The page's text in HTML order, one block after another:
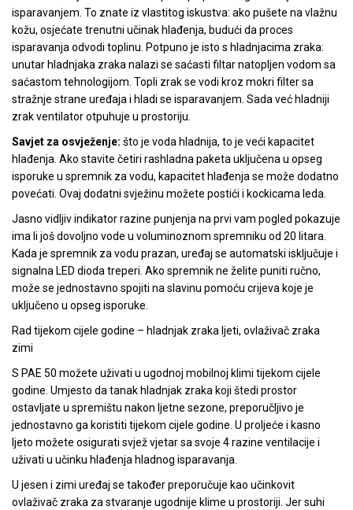
isparavanjem. To znate iz vlastitog iskustva: ako pušete na vlažnu
kožu, osjećate trenutni učinak hlađenja, budući da proces
isparavanja odvodi toplinu. Potpuno je isto s hladnjacima zraka:
unutar hladnjaka zraka nalazi se saćasti filtar natopljen vodom sa
saćastom tehnologijom. Topli zrak se vodi kroz mokri filter sa
stražnje strane uređaja i hladi se isparavanjem. Sada već hladniji
zrak ventilator otpuhuje u prostoriju.
Savjet za osvježenje: što je voda hladnija, to je veći kapacitet
hlađenja. Ako stavite četiri rashladna paketa uključena u opseg
isporuke u spremnik za vodu, kapacitet hlađenja se može dodatno
povećati. Ovaj dodatni svježinu možete postići i kockicama leda.
Jasno vidljiv indikator razine punjenja na prvi vam pogled pokazuje
ima li još dovoljno vode u voluminoznom spremniku od 20 litara.
Kada je spremnik za vodu prazan, uređaj se automatski isključuje i
signalna LED dioda treperi. Ako spremnik ne želite puniti ručno,
može se jednostavno spojiti na slavinu pomoću crijeva koje je
uključeno u opseg isporuke.
Rad tijekom cijele godine – hladnjak zraka ljeti, ovlaživač zraka
zimi
S PAE 50 možete uživati u ugodnoj mobilnoj klimi tijekom cijele
godine. Umjesto da tanak hladnjak zraka koji štedi prostor
ostavljate u spremištu nakon ljetne sezone, preporučljivo je
jednostavno ga koristiti tijekom cijele godine. U proljeće i kasno
ljeto možete osigurati svjež vjetar sa svoje 4 razine ventilacije i
uživati u učinku hlađenja hladnog isparavanja.
U jesen i zimi uređaj se također preporučuje kao učinkovit
ovlaživač zraka za stvaranje ugodnije klime u prostoriji. Jer suhi